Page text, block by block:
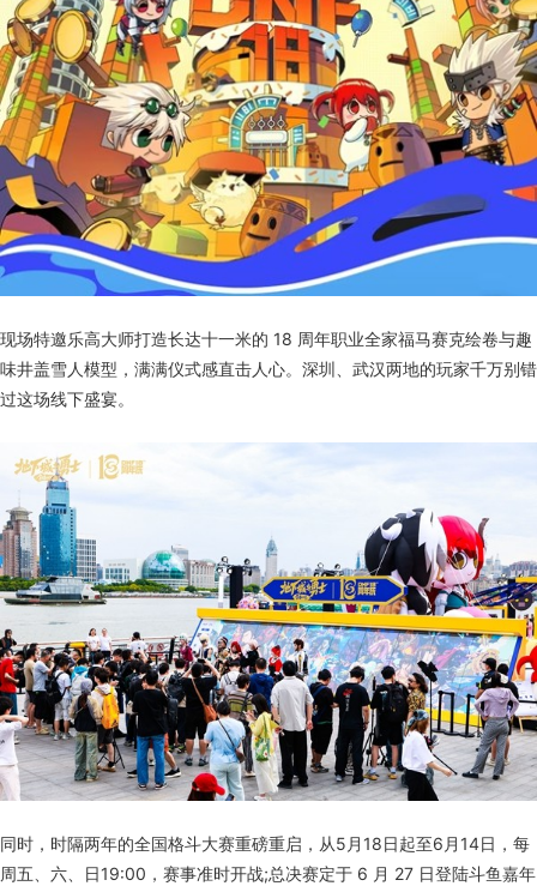
现场特邀乐高大师打造长达十一米的 18 周年职业全家福马赛克绘卷与趣
味井盖雪人模型，满满仪式感直击人心。深圳、武汉两地的玩家千万别错
过这场线下盛宴。
同时，时隔两年的全国格斗大赛重磅重启，从5月18日起至6月14日，每
周五、六、日19:00，赛事准时开战;总决赛定于 6 月 27 日登陆斗鱼嘉年